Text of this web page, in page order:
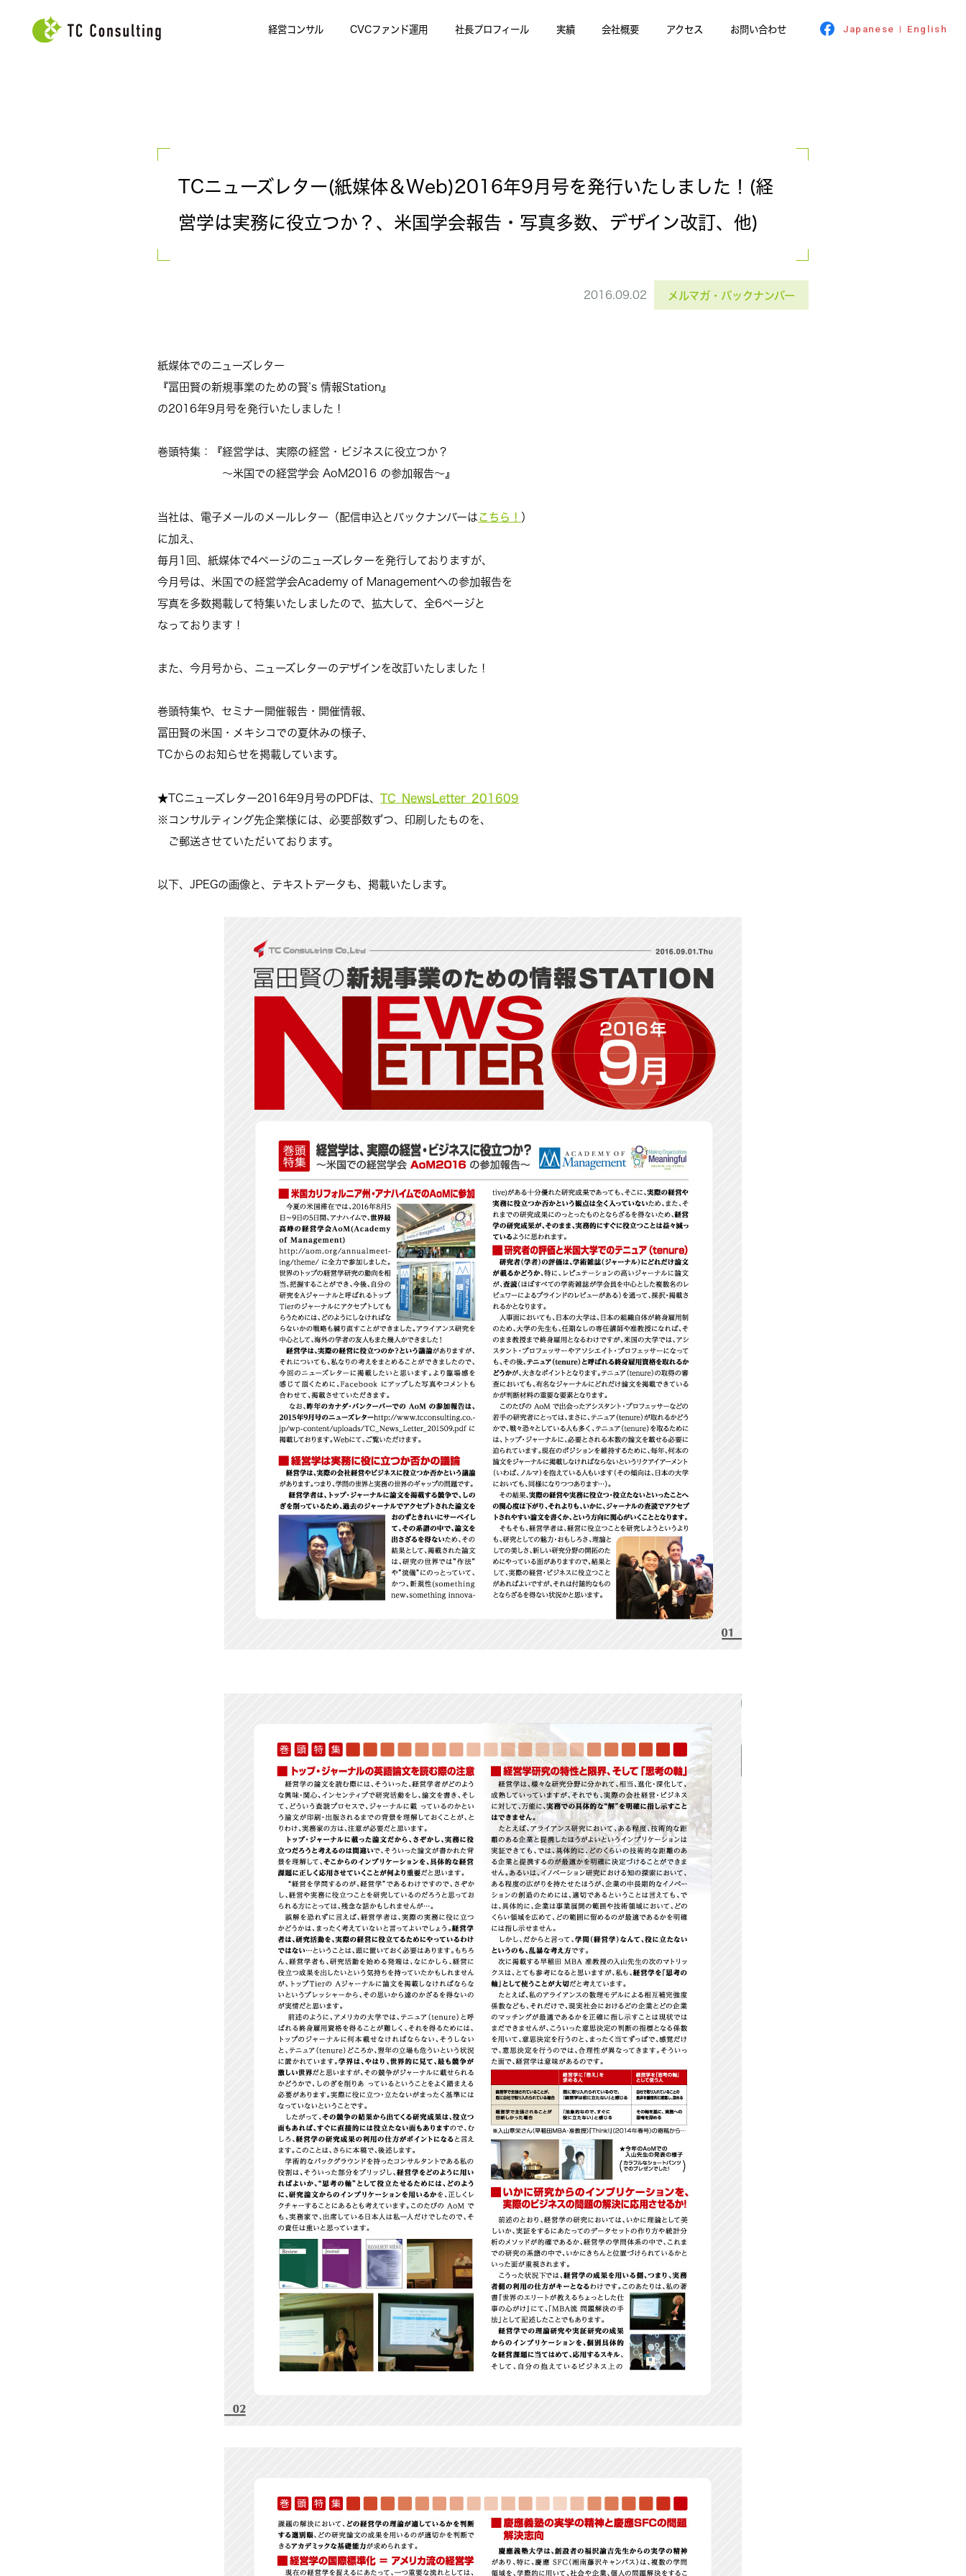
Japanese | English
経営コンサル CVCファンド運用 社長プロフィール 実績 会社概要 アクセス お問い合わせ
TCニューズレター(紙媒体＆Web)2016年9月号を発行いたしました！(経
営学は実務に役立つか？、米国学会報告・写真多数、デザイン改訂、他)
2016.09.02 メルマガ・バックナンバー
紙媒体でのニューズレター
『冨田賢の新規事業のための賢’s 情報Station』
の2016年9月号を発行いたしました！
巻頭特集：『経営学は、実際の経営・ビジネスに役立つか？
～米国での経営学会 AoM2016 の参加報告～』
当社は、電子メールのメールレター（配信申込とバックナンバーはこちら！）
に加え、
毎月1回、紙媒体で4ページのニューズレターを発行しておりますが、
今月号は、米国での経営学会Academy of Managementへの参加報告を
写真を多数掲載して特集いたしましたので、拡大して、全6ページと
なっております！
また、今月号から、ニューズレターのデザインを改訂いたしました！
巻頭特集や、セミナー開催報告・開催情報、
冨田賢の米国・メキシコでの夏休みの様子、
TCからのお知らせを掲載しています。
★TCニューズレター2016年9月号のPDFは、TC_NewsLetter_201609
※コンサルティング先企業様には、必要部数ずつ、印刷したものを、
ご郵送させていただいております。
以下、JPEGの画像と、テキストデータも、掲載いたします。